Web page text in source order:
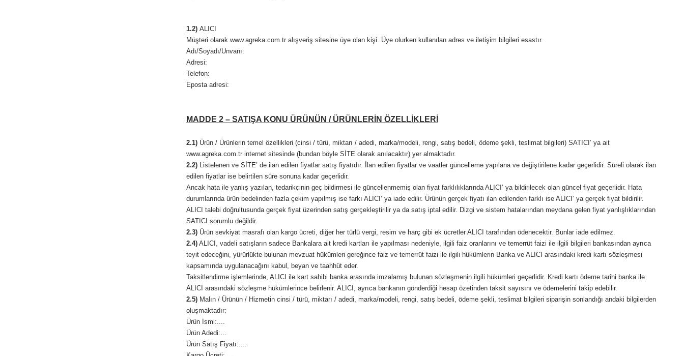
1.2) ALICI
Müşteri olarak www.agreka.com.tr alışveriş sitesine üye olan kişi. Üye olurken kullanılan adres ve iletişim bilgileri esastır.
Adı/Soyadı/Unvanı:
Adresi:
Telefon:
Eposta adresi:
MADDE 2 – SATIŞA KONU ÜRÜNÜN / ÜRÜNLERİN ÖZELLİKLERİ
2.1) Ürün / Ürünlerin temel özellikleri (cinsi / türü, miktarı / adedi, marka/modeli, rengi, satış bedeli, ödeme şekli, teslimat bilgileri) SATICI’ ya ait
www.agreka.com.tr internet sitesinde (bundan böyle SİTE olarak anılacaktır) yer almaktadır.
2.2) Listelenen ve SİTE’ de ilan edilen fiyatlar satış fiyatıdır. İlan edilen fiyatlar ve vaatler güncelleme yapılana ve değiştirilene kadar geçerlidir. Süreli olarak ilan
edilen fiyatlar ise belirtilen süre sonuna kadar geçerlidir.
Ancak hata ile yanlış yazılan, tedarikçinin geç bildirmesi ile güncellenmemiş olan fiyat farklılıklarında ALICI’ ya bildirilecek olan güncel fiyat geçerlidir. Hata
durumlarında ürün bedelinden fazla çekim yapılmış ise farkı ALICI’ ya iade edilir. Ürünün gerçek fiyatı ilan edilenden farklı ise ALICI’ ya gerçek fiyat bildirilir.
ALICI talebi doğrultusunda gerçek fiyat üzerinden satış gerçekleştirilir ya da satış iptal edilir. Dizgi ve sistem hatalarından meydana gelen fiyat yanlışlıklarından
SATICI sorumlu değildir.
2.3) Ürün sevkiyat masrafı olan kargo ücreti, diğer her türlü vergi, resim ve harç gibi ek ücretler ALICI tarafından ödenecektir. Bunlar iade edilmez.
2.4) ALICI, vadeli satışların sadece Bankalara ait kredi kartları ile yapılması nedeniyle, ilgili faiz oranlarını ve temerrüt faizi ile ilgili bilgileri bankasından ayrıca
teyit edeceğini, yürürlükte bulunan mevzuat hükümleri gereğince faiz ve temerrüt faizi ile ilgili hükümlerin Banka ve ALICI arasındaki kredi kartı sözleşmesi
kapsamında uygulanacağını kabul, beyan ve taahhüt eder.
Taksitlendirme işlemlerinde, ALICI ile kart sahibi banka arasında imzalamış bulunan sözleşmenin ilgili hükümleri geçerlidir. Kredi kartı ödeme tarihi banka ile
ALICI arasındaki sözleşme hükümlerince belirlenir. ALICI, ayrıca bankanın gönderdiği hesap özetinden taksit sayısını ve ödemelerini takip edebilir.
2.5) Malın / Ürünün / Hizmetin cinsi / türü, miktarı / adedi, marka/modeli, rengi, satış bedeli, ödeme şekli, teslimat bilgileri siparişin sonlandığı andaki bilgilerden
oluşmaktadır:
Ürün İsmi:....
Ürün Adedi:…
Ürün Satış Fiyatı:....